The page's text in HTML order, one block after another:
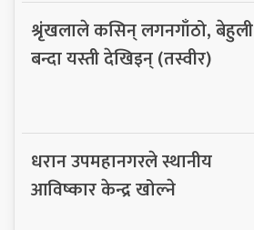
श्रृंखलाले कसिन् लगनगाँठो, बेहुली
बन्दा यस्ती देखिइन् (तस्वीर)
धरान उपमहानगरले स्थानीय
आविष्कार केन्द्र खोल्ने